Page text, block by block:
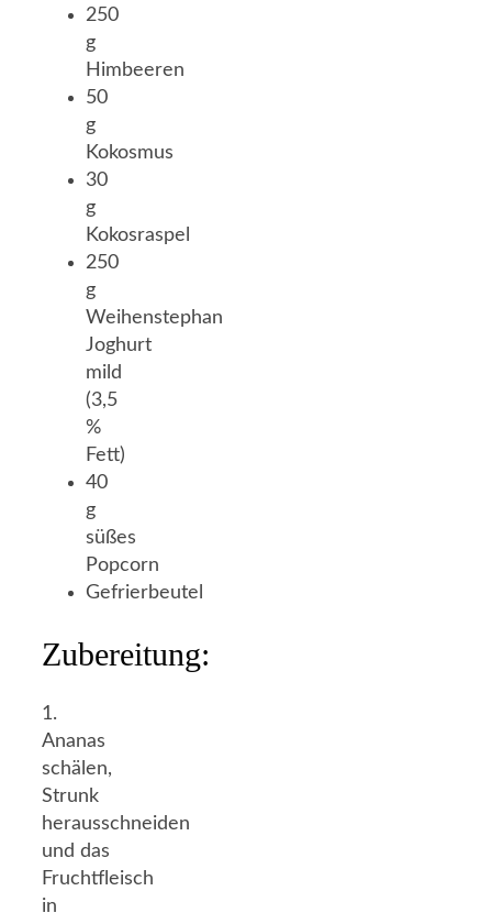
250
g
Himbeeren
50
g
Kokosmus
30
g
Kokosraspel
250
g
Weihenstephan
Joghurt
mild
(3,5
%
Fett)
40
g
süßes
Popcorn
Gefrierbeutel
Zubereitung:
1.
Ananas
schälen,
Strunk
herausschneiden
und das
Fruchtfleisch
in